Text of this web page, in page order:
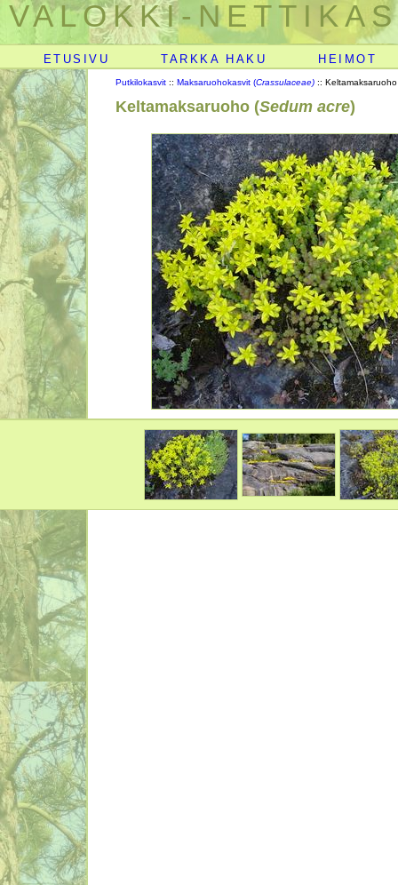
VALOKKI-
ETUSIVU TARKKA HAKU HEIMOT
Putkilokasvit :: Maksaruohokasvit (Crassulaceae) ::
Keltamaksaruoho (Sedum acre)